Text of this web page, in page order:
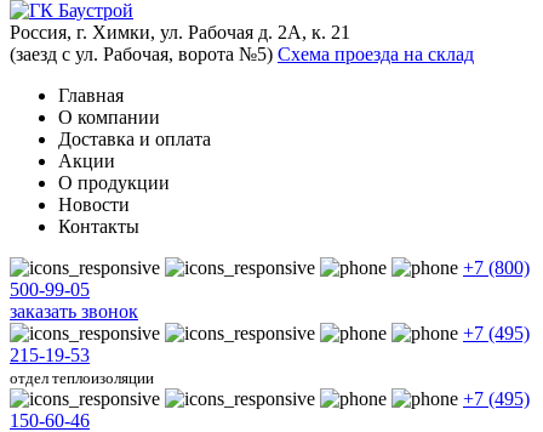
Россия, г. Химки, ул. Рабочая д. 2А, к. 21
(заезд с ул. Рабочая, ворота №5) Схема проезда на склад
Главная
О компании
Доставка и оплата
Акции
О продукции
Новости
Контакты
+7 (800)
500-99-05
заказать звонок
+7 (495)
215-19-53
отдел теплоизоляции
+7 (495)
150-60-46